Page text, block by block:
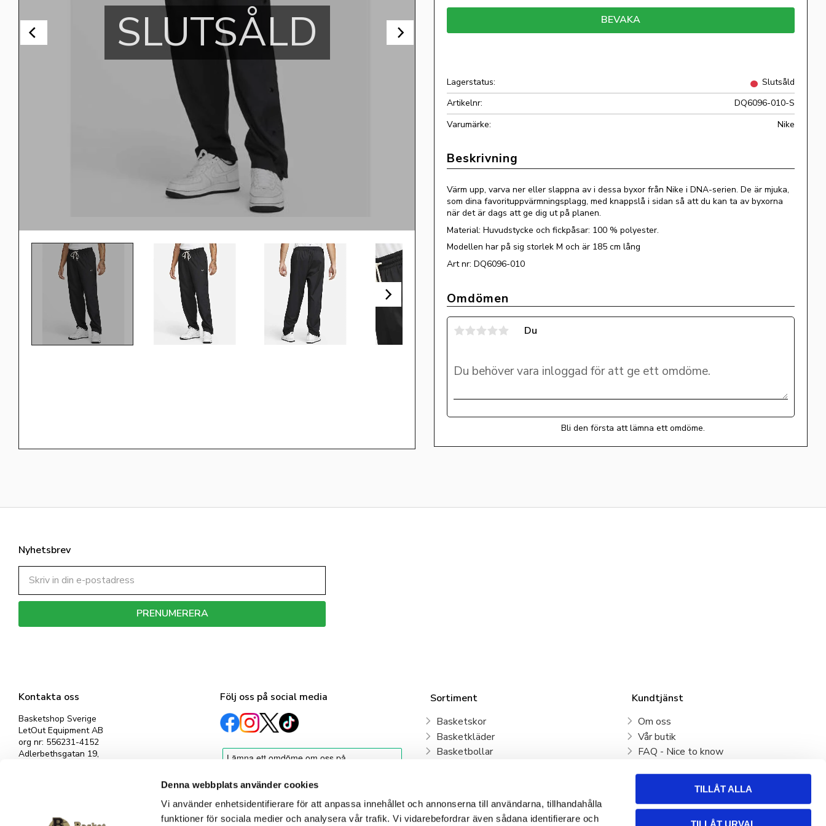
Denna webbplats använder cookies
Vi använder enhetsidentifierare för att anpassa innehållet och annonserna till användarna, tillhandahålla
funktioner för sociala medier och analysera vår trafik. Vi vidarebefordrar även sådana identifierare och
TILLÅT ALLA
TILLÅT URVAL
SLUTSÅLD BEVAKA
Lagerstatus
Slutsåld
Artikelnr
DQ6096-010-S
Nike
Värm upp, varva ner eller slappna av i dessa byxor från Nike i DNA-serien. De är mjuka,
som dina favorituppvärmningsplagg, med knappslå i sidan så att du kan ta av byxorna
när det är dags att ge dig ut på planen.
Material:Huvudstycke och fickpåsar: 100 % polyester.
Modellen har på sig storlek M och är 185 cm lång
Art nr: DQ6096-010
Omdömen
Du
Bli den första att lämna ett omdöme.
Kontakta oss
Basketshop Sverige
LetOut Equipment AB
org nr: 556231-4152
Adlerbethsgatan 19,
Följ oss på social media
Sortiment
Basketskor
Basketkläder
Basketbollar
Basketryggsäckar
Våra klubbar
Kundtjänst
Om oss
Vår butik
FAQ - Nice to know
Hur handlar jag?
Nyhetsbrev
PRENUMERERA